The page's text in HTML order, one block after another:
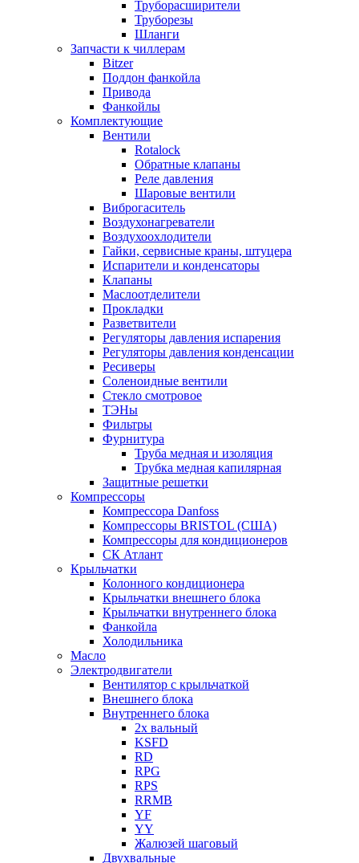
Труборасширители
Труборезы
Шланги
Запчасти к чиллерам
Bitzer
Поддон фанкойла
Привода
Фанкойлы
Комплектующие
Вентили
Rotalock
Обратные клапаны
Реле давления
Шаровые вентили
Виброгаситель
Воздухонагреватели
Воздухоохлодители
Гайки, сервисные краны, штуцера
Испарители и конденсаторы
Клапаны
Маслоотделители
Прокладки
Разветвители
Регуляторы давления испарения
Регуляторы давления конденсации
Ресиверы
Соленоидные вентили
Стекло смотровое
ТЭНы
Фильтры
Фурнитура
Труба медная и изоляция
Трубка медная капилярная
Защитные решетки
Компрессоры
Компрессора Danfoss
Компрессоры BRISTOL (США)
Компрессоры для кондиционеров
СК Атлант
Крыльчатки
Колонного кондиционера
Крыльчатки внешнего блока
Крыльчатки внутреннего блока
Фанкойла
Холодильника
Масло
Электродвигатели
Вентилятор с крыльчаткой
Внешнего блока
Внутреннего блока
2х вальный
KSFD
RD
RPG
RPS
RRMB
YF
YY
Жалюзей шаговый
Двухвальные